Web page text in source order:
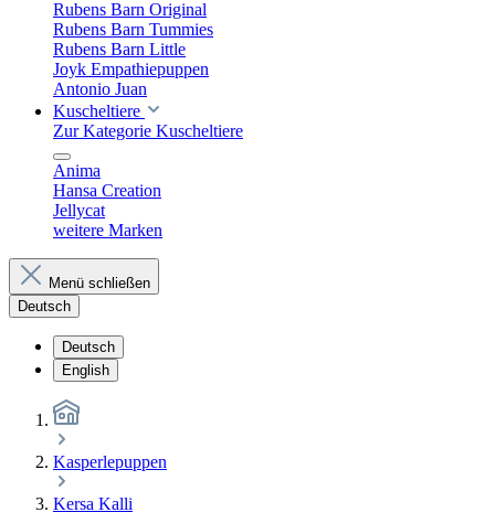
Rubens Barn Original
Rubens Barn Tummies
Rubens Barn Little
Joyk Empathiepuppen
Antonio Juan
Kuscheltiere
Zur Kategorie Kuscheltiere
Anima
Hansa Creation
Jellycat
weitere Marken
Menü schließen
Deutsch
Deutsch
English
Kasperlepuppen
Kersa Kalli